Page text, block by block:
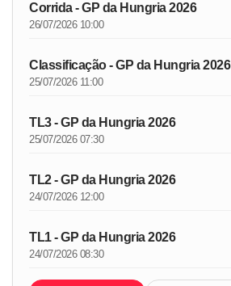
Corrida - GP da Hungria 2026
26/07/2026 10:00
Classificação - GP da Hungria 2026
25/07/2026 11:00
TL3 - GP da Hungria 2026
25/07/2026 07:30
TL2 - GP da Hungria 2026
24/07/2026 12:00
TL1 - GP da Hungria 2026
24/07/2026 08:30